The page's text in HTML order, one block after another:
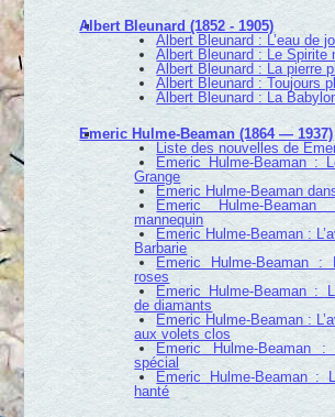
Albert Bleunard (1852 - 1905)
Albert Bleunard : L’eau de
Albert Bleunard : Le Spirite
Albert Bleunard : La pierre
Albert Bleunard : Toujours
Albert Bleunard : La
Emeric Hulme-Beaman (1864 — 1937)
Liste des nouvelles de
Emeric Hulme-Beaman :
Grange
Emeric Hulme-Beaman
Emeric Hulme-
mannequin
Emeric Hulme-Beaman :
Barbarie
Emeric Hulme-Beaman :
roses
Emeric Hulme-Beaman :
de diamants
Emeric Hulme-Beaman :
aux volets clos
Emeric Hulme-Beaman :
spécial
Emeric Hulme-Beaman :
hanté